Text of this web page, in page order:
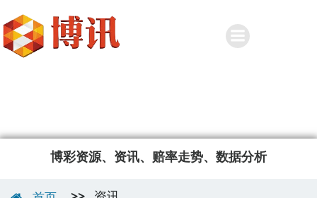
博彩资源、资讯、赔率走势、数据分析